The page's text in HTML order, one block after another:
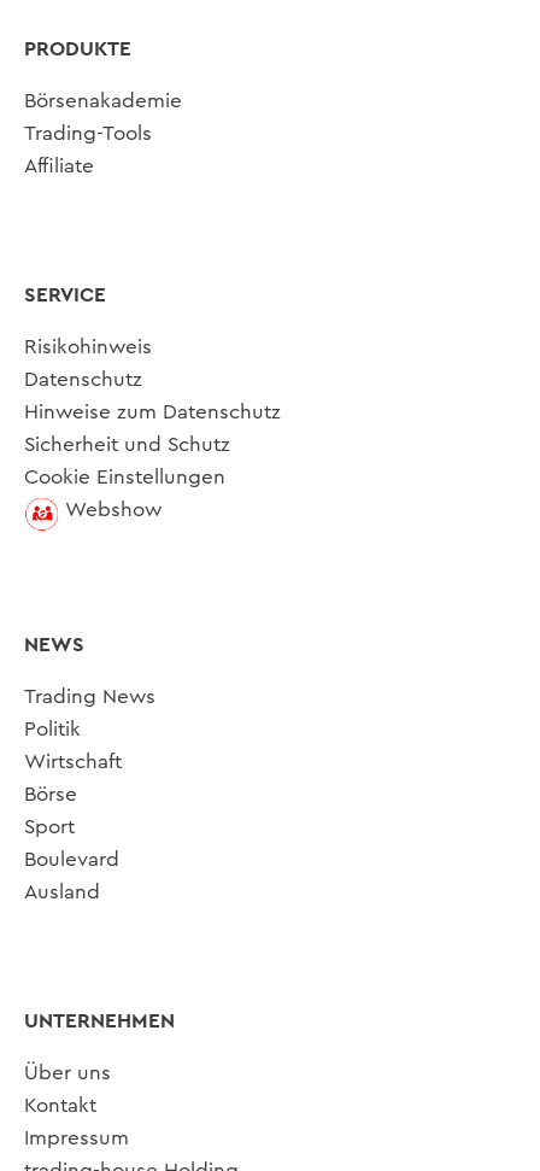
PRODUKTE
Börsenakademie
Trading-Tools
Affiliate
SERVICE
Risikohinweis
Datenschutz
Hinweise zum Datenschutz
Sicherheit und Schutz
Cookie Einstellungen
Webshow
NEWS
Trading News
Politik
Wirtschaft
Börse
Sport
Boulevard
Ausland
UNTERNEHMEN
Über uns
Kontakt
Impressum